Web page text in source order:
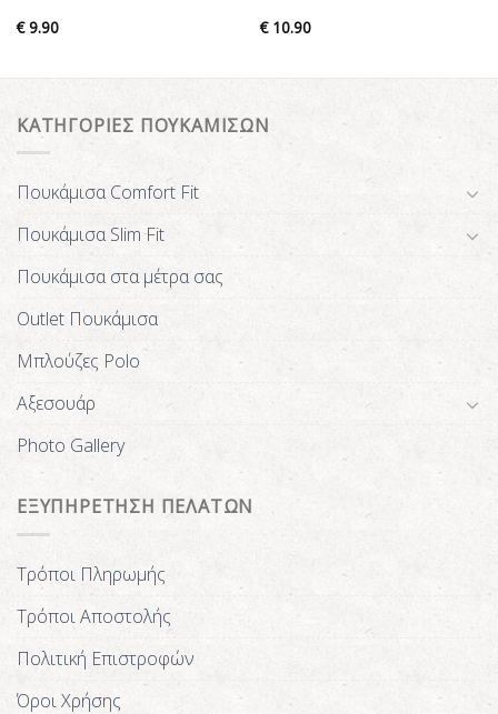
€9.90
€10.90
ΚΑΤΗΓΟΡΙΕΣ ΠΟΥΚΑΜΙΣΩΝ
Πουκάμισα Comfort Fit
Πουκάμισα Slim Fit
Πουκάμισα στα μέτρα σας
Outlet Πουκάμισα
Μπλούζες Polo
Αξεσουάρ
Photo Gallery
ΕΞΥΠΗΡΕΤΗΣΗ ΠΕΛΑΤΩΝ
Τρόποι Πληρωμής
Τρόποι Αποστολής
Πολιτική Επιστροφών
Όροι Χρήσης